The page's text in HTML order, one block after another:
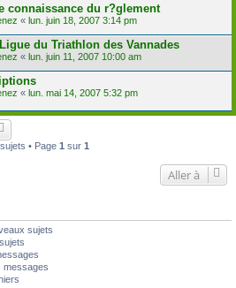
connaissance du r?glement
« lun. juin 18, 2007 3:14 pm
du Triathlon des Vannades
« lun. juin 11, 2007 10:00 am
« lun. mai 14, 2007 5:32 pm
• Page 1 sur 1
Aller à
sujets
messages